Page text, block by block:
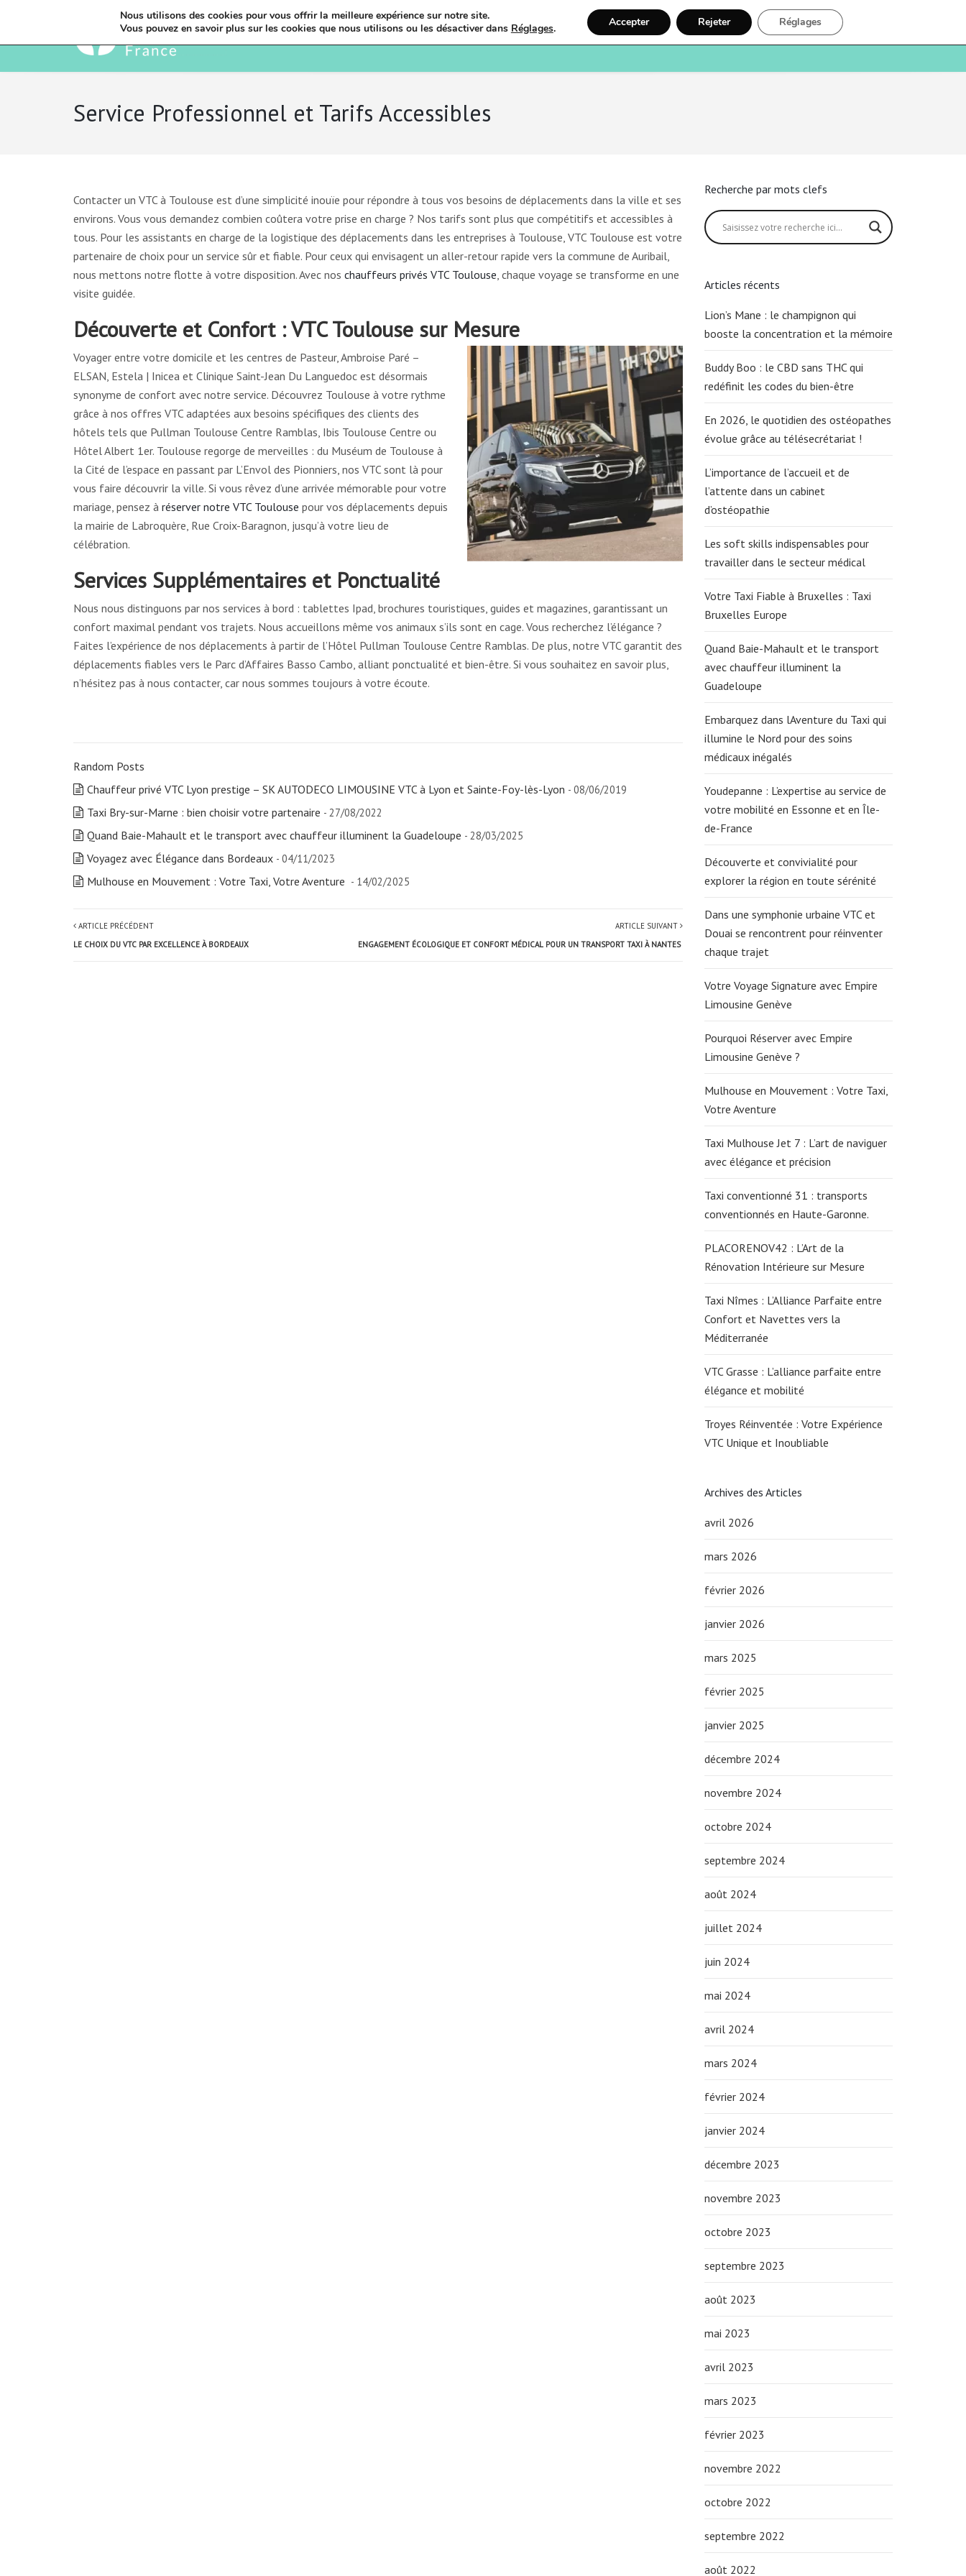
Bienvenue Ostéopathie Santé Recherche Inscription
Service Professionnel et Tarifs Accessibles
Contacter un VTC à Toulouse est d’une simplicité inouïe pour répondre à tous vos besoins de déplacements dans la ville et ses
environs. Vous vous demandez combien coûtera votre prise en charge ? Nos tarifs sont plus que compétitifs et accessibles à
tous. Pour les assistants en charge de la logistique des déplacements dans les entreprises à Toulouse, VTC Toulouse est votre
partenaire de choix pour un service sûr et fiable. Pour ceux qui envisagent un aller-retour rapide vers la commune de Auribail,
nous mettons notre flotte à votre disposition. Avec nos chauffeurs privés VTC Toulouse, chaque voyage se transforme en une
visite guidée.
Découverte et Confort : VTC Toulouse sur Mesure
Voyager entre votre domicile et les centres de Pasteur, Ambroise Paré –
ELSAN, Estela | Inicea et Clinique Saint-Jean Du Languedoc est désormais
synonyme de confort avec notre service. Découvrez Toulouse à votre rythme
grâce à nos offres VTC adaptées aux besoins spécifiques des clients des
hôtels tels que Pullman Toulouse Centre Ramblas, Ibis Toulouse Centre ou
Hôtel Albert 1er. Toulouse regorge de merveilles : du Muséum de Toulouse à
la Cité de l’espace en passant par L’Envol des Pionniers, nos VTC sont là pour
vous faire découvrir la ville. Si vous rêvez d’une arrivée mémorable pour votre
mariage, pensez à réserver notre VTC Toulouse pour vos déplacements depuis
la mairie de Labroquère, Rue Croix-Baragnon, jusqu’à votre lieu de
célébration.
Services Supplémentaires et Ponctualité
Nous nous distinguons par nos services à bord : tablettes Ipad, brochures touristiques, guides et magazines, garantissant un
confort maximal pendant vos trajets. Nous accueillons même vos animaux s’ils sont en cage. Vous recherchez l’élégance ?
Faites l’expérience de nos déplacements à partir de l’Hôtel Pullman Toulouse Centre Ramblas. De plus, notre VTC garantit des
déplacements fiables vers le Parc d’Affaires Basso Cambo, alliant ponctualité et bien-être. Si vous souhaitez en savoir plus,
n’hésitez pas à nous contacter, car nous sommes toujours à votre écoute.
Random Posts
Chauffeur privé VTC Lyon prestige – SK AUTODECO LIMOUSINE VTC à Lyon et Sainte-Foy-lès-Lyon - 08/06/2019
Taxi Bry-sur-Marne : bien choisir votre partenaire - 27/08/2022
Quand Baie-Mahault et le transport avec chauffeur illuminent la Guadeloupe - 28/03/2025
Voyagez avec Élégance dans Bordeaux - 04/11/2023
Mulhouse en Mouvement : Votre Taxi, Votre Aventure - 14/02/2025
ARTICLE PRÉCÉDENT
LE CHOIX DU VTC PAR EXCELLENCE À BORDEAUX
ARTICLE SUIVANT
ENGAGEMENT ÉCOLOGIQUE ET CONFORT MÉDICAL POUR UN TRANSPORT TAXI À NANTES
Recherche par mots clefs
Articles récents
Lion’s Mane : le champignon qui
booste la concentration et la mémoire
Buddy Boo : le CBD sans THC qui
redéfinit les codes du bien-être
En 2026, le quotidien des ostéopathes
évolue grâce au télésecrétariat !
L’importance de l’accueil et de
l’attente dans un cabinet
d’ostéopathie
Les soft skills indispensables pour
travailler dans le secteur médical
Votre Taxi Fiable à Bruxelles : Taxi
Bruxelles Europe
Quand Baie-Mahault et le transport
avec chauffeur illuminent la
Guadeloupe
Embarquez dans lAventure du Taxi qui
illumine le Nord pour des soins
médicaux inégalés
Youdepanne : L’expertise au service de
votre mobilité en Essonne et en Île-
de-France
Découverte et convivialité pour
explorer la région en toute sérénité
Dans une symphonie urbaine VTC et
Douai se rencontrent pour réinventer
chaque trajet
Votre Voyage Signature avec Empire
Limousine Genève
Pourquoi Réserver avec Empire
Limousine Genève ?
Mulhouse en Mouvement : Votre Taxi,
Votre Aventure
Taxi Mulhouse Jet 7 : L’art de naviguer
avec élégance et précision
Taxi conventionné 31 : transports
conventionnés en Haute-Garonne.
PLACORENOV42 : L’Art de la
Rénovation Intérieure sur Mesure
Taxi Nîmes : L’Alliance Parfaite entre
Confort et Navettes vers la
Méditerranée
VTC Grasse : L’alliance parfaite entre
élégance et mobilité
Troyes Réinventée : Votre Expérience
VTC Unique et Inoubliable
Archives des Articles
avril 2026
mars 2026
février 2026
janvier 2026
mars 2025
février 2025
janvier 2025
décembre 2024
novembre 2024
octobre 2024
septembre 2024
août 2024
juillet 2024
juin 2024
mai 2024
avril 2024
mars 2024
février 2024
janvier 2024
décembre 2023
novembre 2023
octobre 2023
septembre 2023
août 2023
mai 2023
avril 2023
mars 2023
février 2023
novembre 2022
octobre 2022
septembre 2022
août 2022
Nous utilisons des cookies pour vous offrir la meilleure expérience sur notre site.
Vous pouvez en savoir plus sur les cookies que nous utilisons ou les désactiver dans Réglages. Accepter Rejeter Réglages